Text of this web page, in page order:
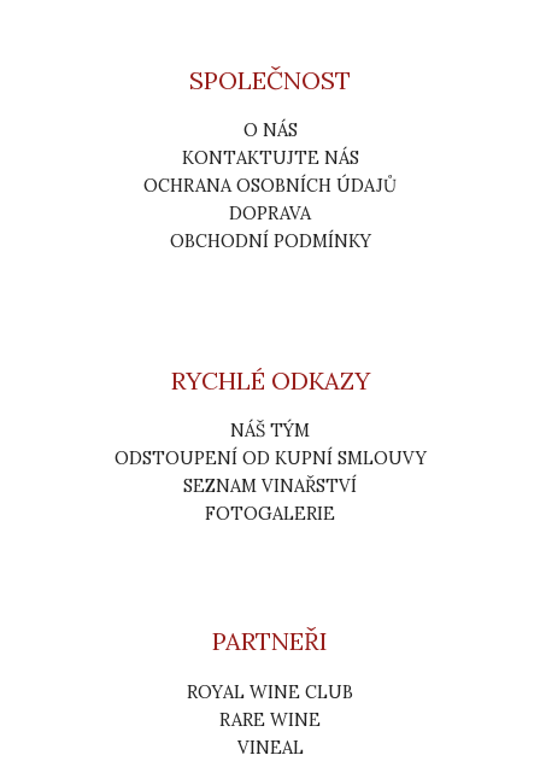
SPOLEČNOST
O NÁS
KONTAKTUJTE NÁS
OCHRANA OSOBNÍCH ÚDAJŮ
DOPRAVA
OBCHODNÍ PODMÍNKY
RYCHLÉ ODKAZY
NÁŠ TÝM
ODSTOUPENÍ OD KUPNÍ SMLOUVY
SEZNAM VINAŘSTVÍ
FOTOGALERIE
PARTNEŘI
ROYAL WINE CLUB
RARE WINE
VINEAL